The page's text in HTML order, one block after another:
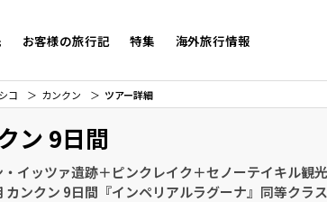
お客様の旅行記 特集 海外旅行情報
コ カンクン ツアー詳細
ン 9日間
イッツァ遺跡＋ピンクレイク＋セノーテイキル観
カンクン 9日間『インペリアルラグーナ』同等クラ